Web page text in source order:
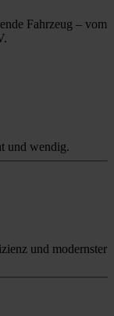
Fahrzeug – vom
und wendig.
und modernster